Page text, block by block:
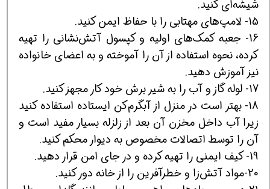
شيشه‌ای کنيد.
15- لامپ‌های مهتابی را با حفاظ ايمن کنيد.
16- جعبه کمک‌های اوليه و کپسول آتش‌نشانی را تهيه
کرده،‌ نحوه استفاده از آن را آموخته و به اعضای خانواده
نيز آموزش دهيد.
17- لوله گاز و آب را به شير برش خود کار مجهز کنيد.
18- بهتر است در منزل از آبگرم‌کن ايستاده استفاده کنيد
زيرا آب داخل مخزن آن بعد از زلزله بسيار مفيد است و
آن را توسط اتصالات مخصوص به ديوار محکم کنيد.
19- کيف ايمنی را تهيه کرده و در جای امن قرار دهيد.
20-مواد آتش‌زا و خطرآفرين را از خانه دور کنيد.